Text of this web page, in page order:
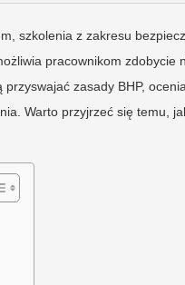
szkolenia z zakresu
pracownikom zdobycie
zasady BHP,
Warto przyjrzeć się temu,